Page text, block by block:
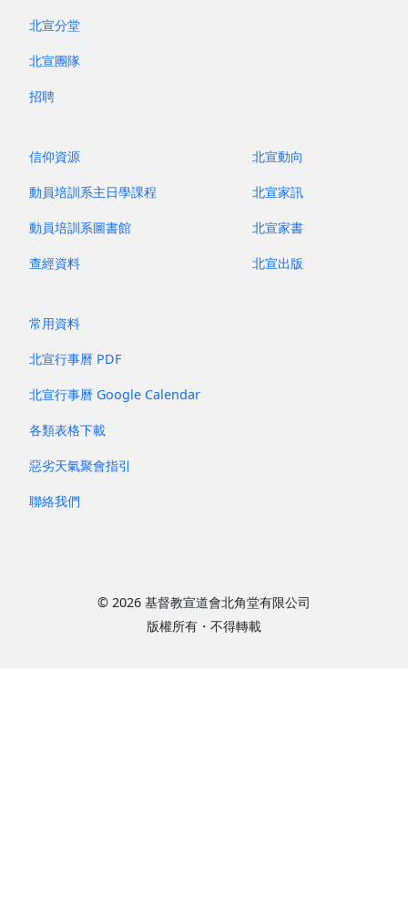
北宣分堂
北宣團隊
招聘
信仰資源
動員培訓系主日學課程
動員培訓系圖書館
查經資料
北宣動向
北宣家訊
北宣家書
北宣出版
常用資料
北宣行事曆 PDF
北宣行事曆 Google Calendar
各類表格下載
惡劣天氣聚會指引
聯絡我們
© 2026 基督教宣道會北角堂有限公司
版權所有・不得轉載